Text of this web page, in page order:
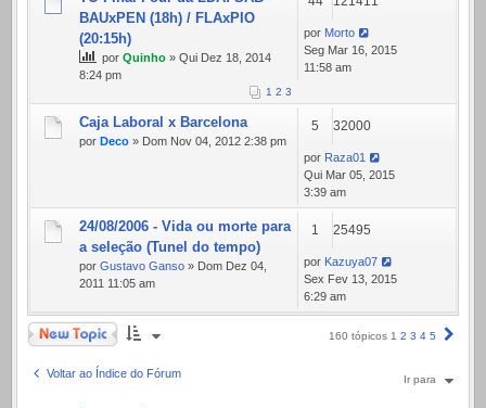
BAUxPEN (18h) / FLAxPIO
(20:15h)
por Quinho » Qui Dez 18, 2014
8:24 pm
1 2 3
por Morto
Seg Mar 16, 2015
11:58 am
Caja Laboral x Barcelona
por Deco » Dom Nov 04, 2012 2:38 pm
5 32000
por Raza01
Qui Mar 05, 2015
3:39 am
24/08/2006 - Vida ou morte para
a seleção (Tunel do tempo)
por Gustavo Ganso » Dom Dez 04,
2011 11:05 am
1 25495
por Kazuya07
Sex Fev 13, 2015
6:29 am
Novo Tópico
160 tópicos 1 2 3 4 5
Voltar ao Índice do Fórum Ir para